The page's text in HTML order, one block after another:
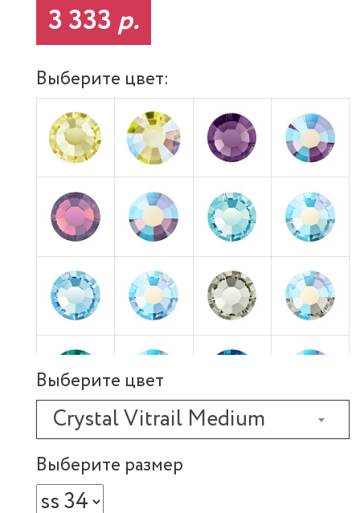
3 333 р.
Выберите цвет:
Выберите цвет
Crystal Vitrail Medium
Выберите размер